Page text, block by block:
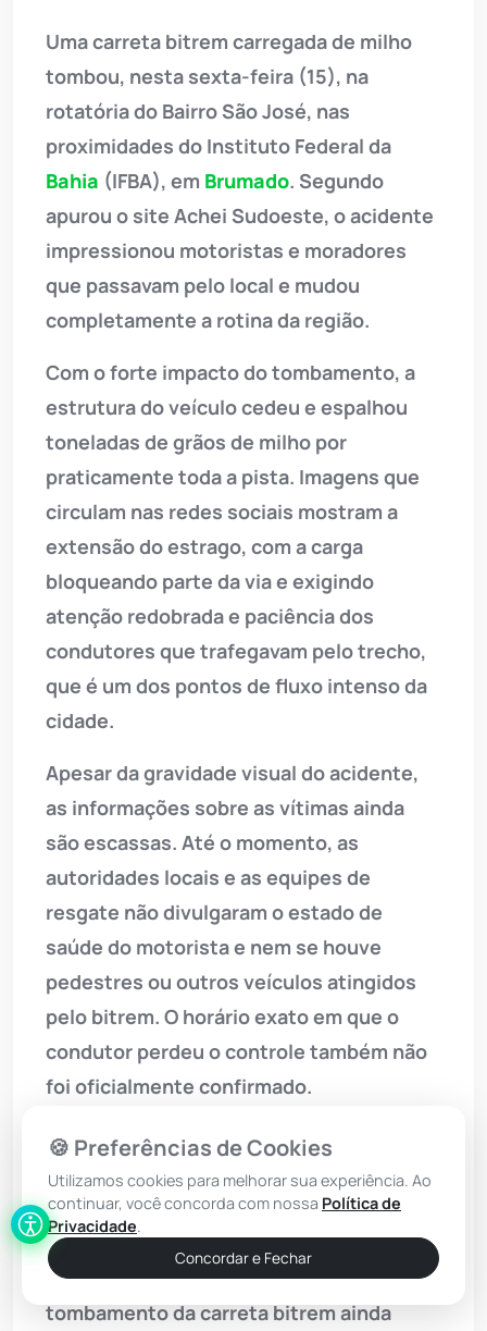
Uma carreta bitrem carregada de milho
tombou, nesta sexta-feira (15), na
rotatória do Bairro São José, nas
proximidades do Instituto Federal da
Bahia (IFBA), em Brumado. Segundo
apurou o site Achei Sudoeste, o acidente
impressionou motoristas e moradores
que passavam pelo local e mudou
completamente a rotina da região.
Com o forte impacto do tombamento, a
estrutura do veículo cedeu e espalhou
toneladas de grãos de milho por
praticamente toda a pista. Imagens que
circulam nas redes sociais mostram a
extensão do estrago, com a carga
bloqueando parte da via e exigindo
atenção redobrada e paciência dos
condutores que trafegavam pelo trecho,
que é um dos pontos de fluxo intenso da
cidade.
Apesar da gravidade visual do acidente,
as informações sobre as vítimas ainda
são escassas. Até o momento, as
autoridades locais e as equipes de
resgate não divulgaram o estado de
saúde do motorista e nem se houve
pedestres ou outros veículos atingidos
pelo bitrem. O horário exato em que o
condutor perdeu o controle também não
foi oficialmente confirmado.
O 24º Batalhão de Polícia Militar
equipes de trânsito foram acionadas para
isolar a área, ordenar o fluxo de veículos e
evitar possíveis saques da carga. As
circunstâncias reais que provocaram o
tombamento da carreta bitrem ainda
🍪 Preferências de Cookies
Utilizamos cookies para melhorar sua experiência. Ao
continuar, você concorda com nossa Política de
Privacidade.
Concordar e Fechar